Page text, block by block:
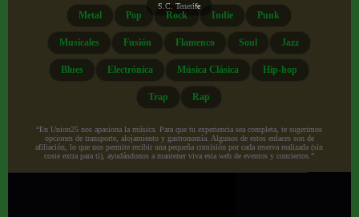
S.C. Tenerife
Metal Pop Rock Indie Punk
Musicales Fusión Flamenco Soul Jazz
Blues Electrónica Música Clásica Hip-hop
Trap Rap
“En Union25 nos apasiona la música. Para que tu experiencia sea completa, te sugerimos
opciones de transporte, alojamiento y gastronomía. Algunos de estos enlaces son de
afiliación, lo que nos permite recibir una pequeña comisión por cada reserva realizada (sin
coste extra para ti), ayudándonos a mantener viva esta web de eventos y conciertos.”